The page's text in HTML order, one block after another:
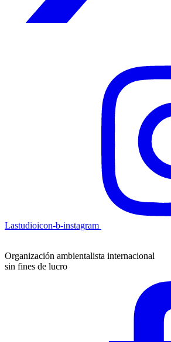
Lastudioicon-b-instagram
Organización ambientalista internacional
sin fines de lucro